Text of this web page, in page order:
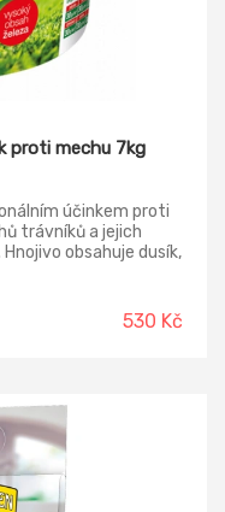
proti mechu 7kg
účinkem proti
trávníků a jejich
obsahuje dusík,
do základního
v přípravku je
530 Kč